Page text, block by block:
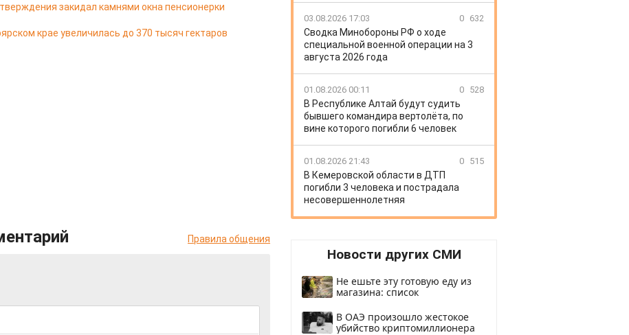
закидал камнями окна пенсионерки
крае увеличилась до 370 тысяч гектаров
Правила общения
03.08.2026 17:03 0 632
Сводка Минобороны РФ о ходе
специальной военной операции на 3
августа 2026 года
01.08.2026 00:11 0 528
В Республике Алтай будут судить
бывшего командира вертолёта, по
вине которого погибли 6 человек
01.08.2026 21:43 0 515
В Кемеровской области в ДТП
погибли 3 человека и пострадала
несовершеннолетняя
Новости других СМИ
Не ешьте эту готовую еду из
магазина: список
В ОАЭ произошло жестокое
убийство криптомиллионера